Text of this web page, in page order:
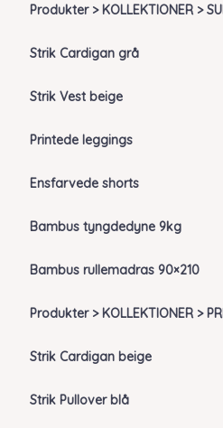
Produkter > KOLLEKTIONER >
Strik Cardigan grå
Strik Vest beige
Printede leggings
Ensfarvede shorts
Bambus tyngdedyne 9kg
Bambus rullemadras 90×210
Produkter > KOLLEKTIONER >
Strik Cardigan beige
Strik Pullover blå